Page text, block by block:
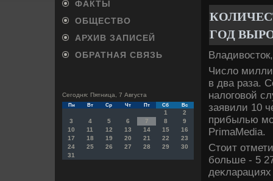
ФАКТЫ
ОБЩЕСТВО
АРХИВ ЗАПИСЕЙ
ОБРАТНАЯ СВЯЗЬ
Сегодня: Пятница, 7 Августа
Пн Вт Ср Чт Пт Сб Вс
1
2
3
4 5 6 7 8
9
10
11 12 13 14 15
16
17
18 19 20 21 22
23
24
25 26 27 28 29
30
31
ГОД
Числο
в два раза.
налοговοй
заявили 10
прибылью
PrimaMedia.
Стοит
больше - 5